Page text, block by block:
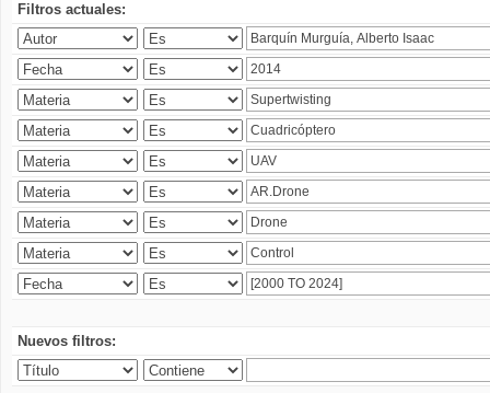
Filtros actuales:
Nuevos filtros: